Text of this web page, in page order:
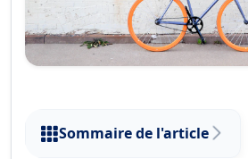
Sommaire de l'article